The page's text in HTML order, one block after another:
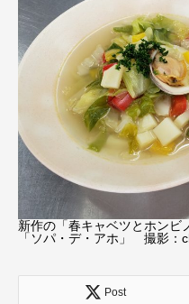
新作の「春キャベツとホンビ
「ソパ・デ・アホ」 撮影：
Post